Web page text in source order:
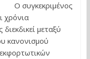
Ο συγκεκριμένος
χρόνια
μεταξύ
κανονισμού